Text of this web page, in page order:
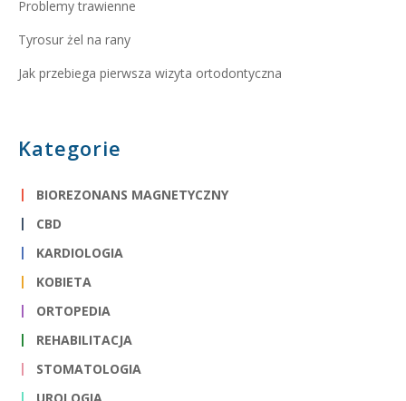
Problemy trawienne
Tyrosur żel na rany
Jak przebiega pierwsza wizyta ortodontyczna
Kategorie
BIOREZONANS MAGNETYCZNY
CBD
KARDIOLOGIA
KOBIETA
ORTOPEDIA
REHABILITACJA
STOMATOLOGIA